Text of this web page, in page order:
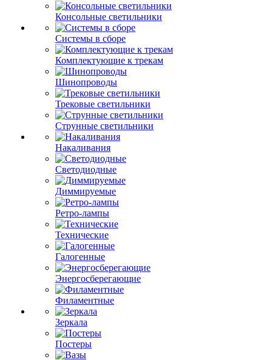
Консольные светильники
Системы в сборе
Комплектующие к трекам
Шинопроводы
Трековые светильники
Струнные светильники
Накаливания
Светодиодные
Диммируемые
Ретро-лампы
Технические
Галогенные
Энергосберегающие
Филаментные
Зеркала
Постеры